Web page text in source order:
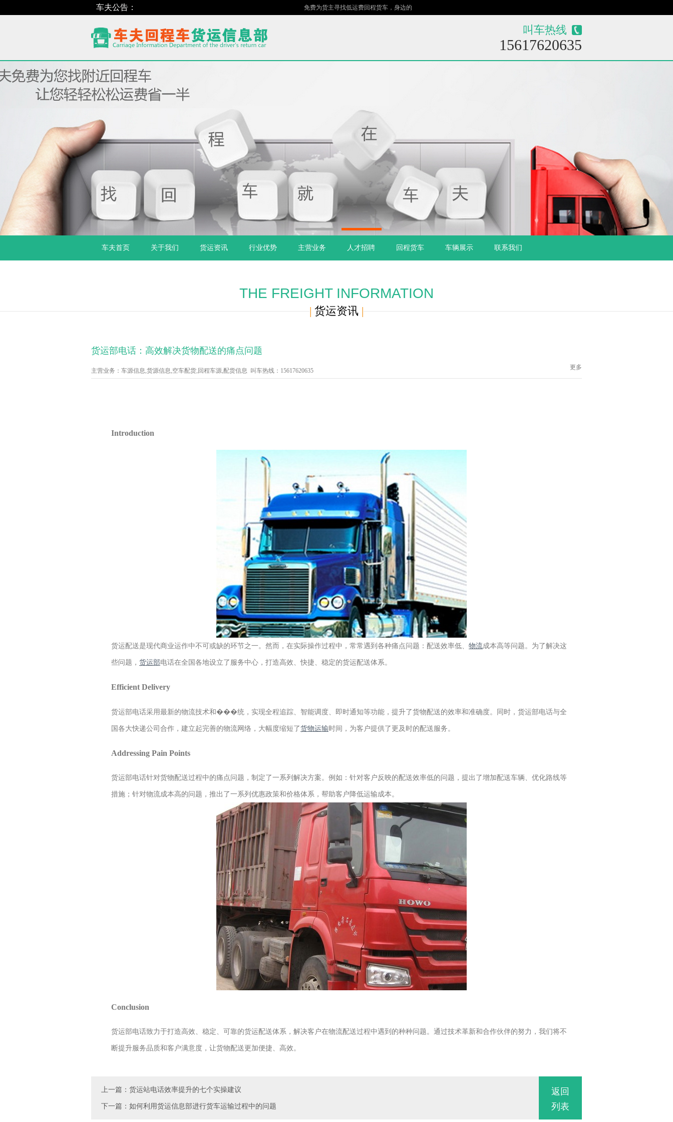
车夫公告： 免费为货主寻找低运费回程货车，身边的车场，指尖的货站！
叫车热线
15617620635
1 2
车夫首页 关于我们 货运资讯 行业优势 主营业务 人才招聘 回程货车 车辆展示 联系我们
THE FREIGHT INFORMATION
| 货运资讯 |
货运部电话：高效解决货物配送的痛点问题
主营业务：车源信息,货源信息,空车配货,回程车源,配货信息 叫车热线：15617620635 更多
Introduction
货运配送是现代商业运作中不可或缺的环节之一。然而，在实际操作过程中，常常遇到各种痛点问题：配送效率低、 物流成本高等问题。为了解决这
些问题， 货运部电话在全国各地设立了服务中心，打造高效、快捷、稳定的货运配送体系。
Efficient Delivery
货运部电话采用最新的物流技术和���统，实现全程追踪、智能调度、即时通知等功能，提升了货物配送的效率和准确度。同时，货运部电话与全
国各大快递公司合作，建立起完善的物流网络，大幅度缩短了货物运输时间，为客户提供了更及时的配送服务。
Addressing Pain Points
货运部电话针对货物配送过程中的痛点问题，制定了一系列解决方案。例如：针对客户反映的配送效率低的问题，提出了增加配送车辆、优化路线等
措施；针对物流成本高的问题，推出了一系列优惠政策和价格体系，帮助客户降低运输成本。
Conclusion
货运部电话致力于打造高效、稳定、可靠的货运配送体系，解决客户在物流配送过程中遇到的种种问题。通过技术革新和合作伙伴的努力，我们将不
断提升服务品质和客户满意度，让货物配送更加便捷、高效。
上一篇：货运站电话效率提升的七个实操建议
下一篇：如何利用货运信息部进行货车运输过程中的问题
返回
列表